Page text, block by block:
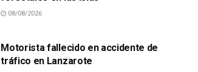
08/08/2026
Motorista fallecido en accidente de
tráfico en Lanzarote